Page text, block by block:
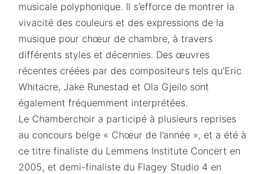
musicale polyphonique. Il s’efforce de montrer la
vivacité des couleurs et des expressions de la
musique pour chœur de chambre, à travers
différents styles et décennies. Des œuvres
récentes créées par des compositeurs tels qu’Eric
Whitacre, Jake Runestad et Ola Gjeilo sont
également fréquemment interprétées.
Le Chamberchoir a participé à plusieurs reprises
au concours belge « Chœur de l’année », et a été à
ce titre finaliste du Lemmens Institute Concert en
2005, et demi-finaliste du Flagey Studio 4 en